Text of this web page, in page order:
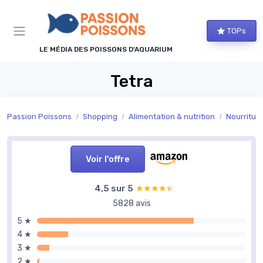
LE MÉDIA DES POISSONS D'AQUARIUM
TOPs
Tetra
Passion Poissons Shopping Alimentation & nutrition
Voir l'offre
4,5 sur 5 ★★★★★
★★★★★
5828 avis
5 ★
4 ★
3 ★